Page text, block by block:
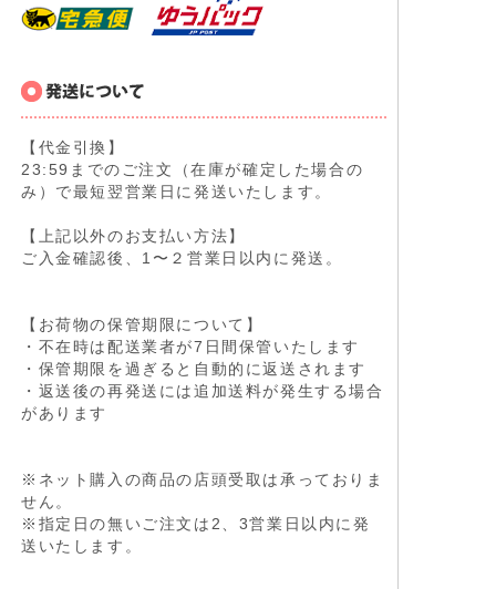
【代金引換】
23:59までのご注文（在庫が確定した場合の
み）で最短翌営業日に発送いたします。
【上記以外のお支払い方法】
ご入金確認後、1〜２営業日以内に発送。
【お荷物の保管期限について】
・不在時は配送業者が7日間保管いたします
・保管期限を過ぎると自動的に返送されます
・返送後の再発送には追加送料が発生する場合
があります
※ネット購入の商品の店頭受取は承っておりま
せん。
※指定日の無いご注文は2、3営業日以内に発
送いたします。